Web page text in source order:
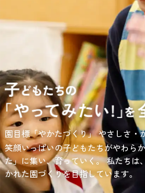
負担の少ない介護、ふれあいを大切
介護を目指して。
愛知・岐阜・長野の3県下で38施設
営する社会福祉法人サン・ビジョン
ニーズに幅広く対応していきます。
園目標「やかたづくり」やさしさ・
笑顔いっぱいの子どもたちがやわら
た」に集い、育っていく。私たちは
かれた園づくりを目指しています。
サンサン・スクール東山公園では、
過ごせる環境を提供するとともに、
選択)などの学習面にも力を入れて行
年
特別養護老人ホーム
通所介護
グレイスフ
東京都世田谷区大蔵
お問い合
03-
担当：宮